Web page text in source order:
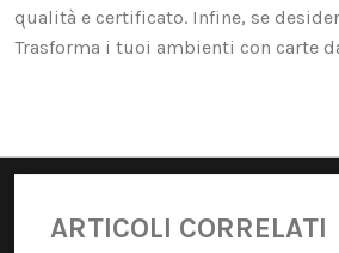
qualità e certificato. Infine, se
Trasforma i tuoi ambienti con carte
ARTICOLI CORRELATI